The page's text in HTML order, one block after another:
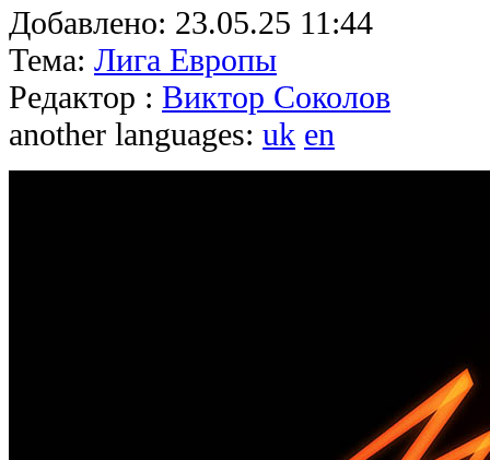
Добавлено: 23.05.25 11:44
Тема: Лига Европы
Редактор : Виктор Соколов
another languages: uk en